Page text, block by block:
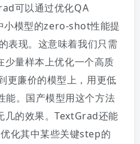
可以通过优化QA
模型的zero-shot性能提
表现。 这意味着我们只需
少量样本上优化一个高质
廉价的模型上，用更低
能。国产模型用这个方法
几的效果。TextGrad还能
化其中某些关键step的